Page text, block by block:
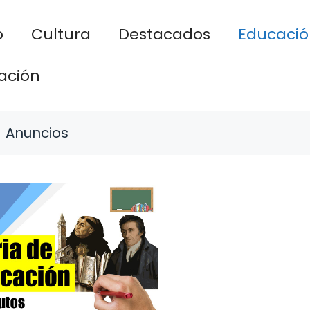
Cultura Destacados
Anuncios